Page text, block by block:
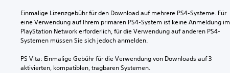
Einmalige Lizenzgebühr für den Download auf mehrere PS4-Systeme. Für
eine Verwendung auf Ihrem primären PS4-System ist keine Anmeldung im
PlayStation Network erforderlich, für die Verwendung auf anderen PS4-
Systemen müssen Sie sich jedoch anmelden.
PS Vita: Einmalige Gebühr für die Verwendung von Downloads auf 3
aktivierten, kompatiblen, tragbaren Systemen.